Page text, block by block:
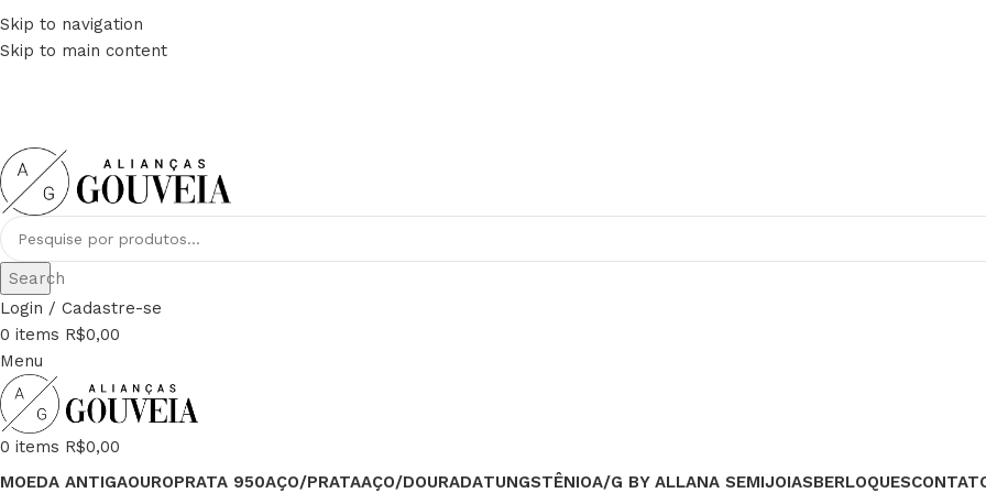
Skip to navigation
Skip to main content
FRETE GRÁTIS PARA TODO BRASIL
Search
Login / Cadastre-se
0 items R$0,00
Menu
0 items R$0,00
MOEDA ANTIGAOUROPRATA 950AÇO/PRATAAÇO/DOURADATUNGSTÊNIOA/G BY ALLANA SEMIJOIASBERLOQUES